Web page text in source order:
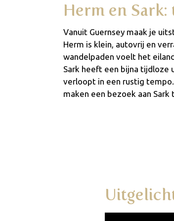
Herm en
Vanuit Guernsey maak je
Herm is klein, autovrij en
wandelpaden voelt het
Sark heeft een bijna tijdloze
verloopt in een rustig
maken een bezoek aan